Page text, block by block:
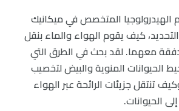
الهيدرولوجيا المتخصص في ميكانيك
كيف يقوم الهواء والماء بنقل
معهما. لقد بحث في الطرق التي
الحيوانات المنوية والبيض لتخصيب
تنتقل جزيئات الرائحة عبر الهواء
الحيوانات.